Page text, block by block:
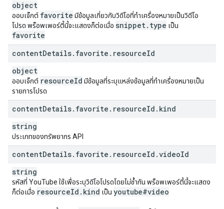
object
ออบเจ็กต์ favorite มีข้อมูลเกี่ยวกับวิดีโอที่ทำเครื่องหมายเป็นวิดีโอ
โปรด พร็อพเพอร์ตี้นี้จะแสดงก็ต่อเมื่อ snippet. type เป็น
favorite
contentDetails. favorite . resourceId
object
ออบเจ็กต์ resourceId มีข้อมูลที่ระบุแหล่งข้อมูลที่ทำเครื่องหมายเป็น
รายการโปรด
contentDetails. favorite . resourceId . kind
string
ประเภทของทรัพยากร API
contentDetails. favorite . resourceId .videoId
string
รหัสที่ YouTube ใช้เพื่อระบุวิดีโอโปรดโดยไม่ซ้ำกัน พร็อพเพอร์ตี้นี้จะแสดง
ก็ต่อเมื่อ resourceId . kind เป็น youtube#video